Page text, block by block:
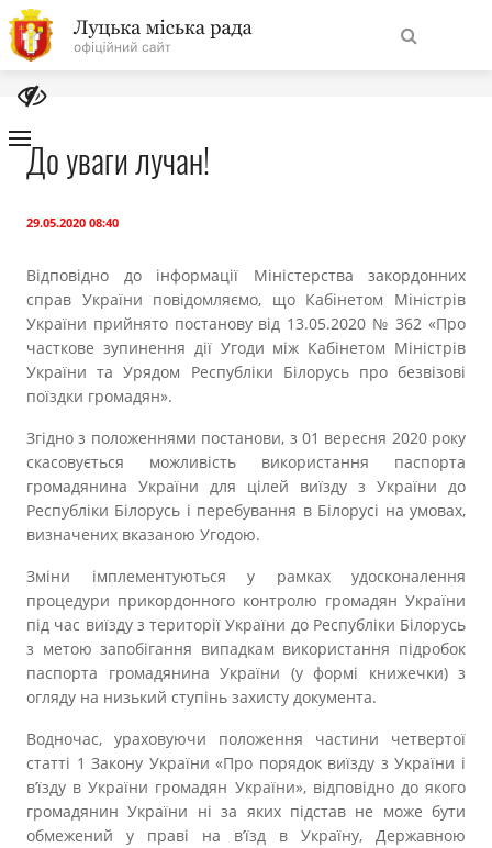
На
головну
Міська влада
Міська рада
Бюджет
Публічна інформація
Прозорість влади
Документи
До уваги лучан!
29.05.2020 08:40
Відповідно до інформації Міністерства закордонних
справ України повідомляємо, що Кабінетом Міністрів
України прийнято постанову від 13.05.2020 № 362 «Про
часткове зупинення дії Угоди між Кабінетом Міністрів
України та Урядом Республіки Білорусь про безвізові
поїздки громадян».
Згідно з положеннями постанови, з 01 вересня 2020 року
скасовується можливість використання паспорта
громадянина України для цілей виїзду з України до
Республіки Білорусь і перебування в Білорусі на умовах,
визначених вказаною Угодою.
Зміни імплементуються у рамках удосконалення
процедури прикордонного контролю громадян України
під час виїзду з території України до Республіки Білорусь
з метою запобігання випадкам використання підробок
паспорта громадянина України (у формі книжечки) з
огляду на низький ступінь захисту документа.
Водночас, ураховуючи положення частини четвертої
статті 1 Закону України «Про порядок виїзду з України і
в’їзду в України громадян України», відповідно до якого
громадянин України ні за яких підстав не може бути
обмежений у праві на в’їзд в Україну, Державною